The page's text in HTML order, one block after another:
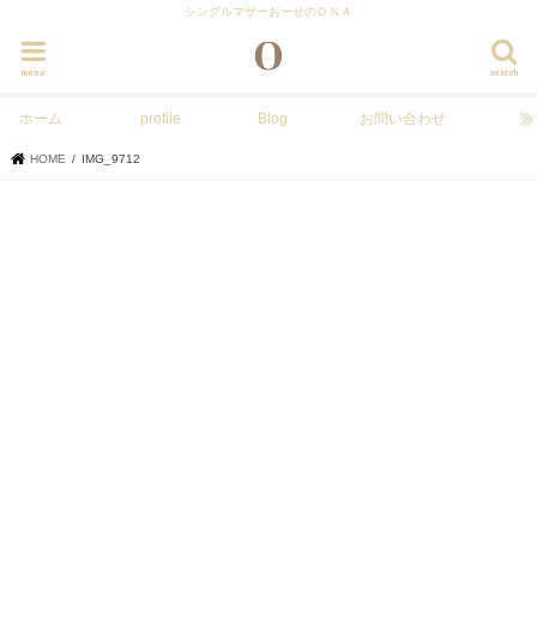
シングルマザーおーせのＤＮＡ
search
menu
ホーム profile Blog お問い合わせ
HOME IMG_9712